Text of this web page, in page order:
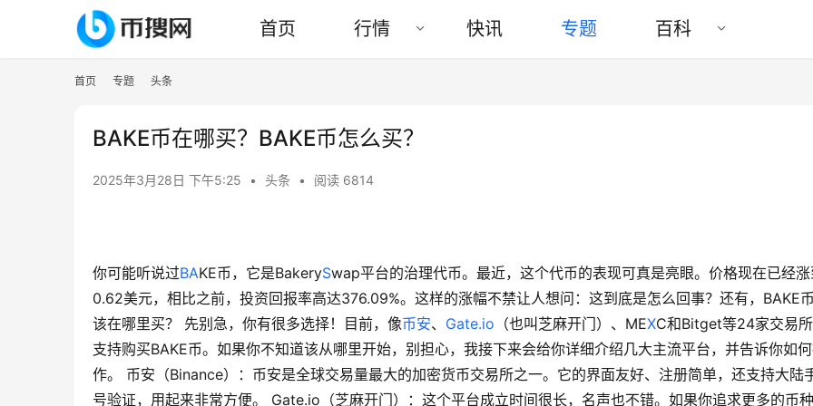
首页 行情 快讯 专题 百科
首页 专题 头条
BAKE币在哪买？BAKE币怎么买？
2025年3月28日 下午5:25 • 头条 • 阅读 6814
你可能听说过BAKE币，它是BakerySwap平台的治理代币。最近，这个代币的表现可真是亮眼。价格现在已经
0.62美元，相比之前，投资回报率高达376.09%。这样的涨幅不禁让人想问：这到底是怎么回事？还有，BAKE
该在哪里买？ 先别急，你有很多选择！目前，像币安、 Gate.io （也叫芝麻开门）、MEXC和Bitget等24家交易
支持购买BAKE币。如果你不知道该从哪里开始，别担心，我接下来会给你详细介绍几大主流平台，并告诉你如
作。 币安（Binance）：币安是全球交易量最大的加密货币交易所之一。它的界面友好、注册简单，还支持大陆
号验证，用起来非常方便。 Gate.io（芝麻开门）：这个平台成立时间很长，名声也不错。如果你追求更多的币